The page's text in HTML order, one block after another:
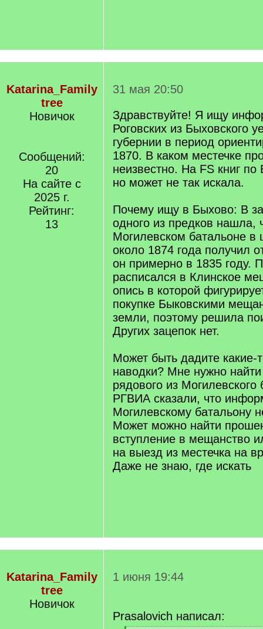
Katarina_Family
tree
Новичок
Сообщений:
20
На сайте с
2025 г.
Рейтинг:
13
31 мая 20:50
Здравствуйте! Я ищу
Роговских из Быховского
губернии в период
1870. В каком местечке
неизвестно. На FS книг
но может не так искала.
Почему ищу в Быхово: В
одного из предков нашла,
Могилевском батальоне в
около 1874 года получил
он примерно в 1835 году.
расписался в Клинское
опись в которой
покупке Быковскими
земли, поэтому решила
Других зацепок нет.
Может быть дадите какие-
наводки? Мне нужно найти
рядового из Могилевского
РГВИА сказали, что
Могилевскому батальону
Может можно найти
вступление в мещанство
на выезд из местечка на
Даже не знаю, где искать
Katarina_Family
tree
Новичок
1 июня 19:44
Prasalovich написал: